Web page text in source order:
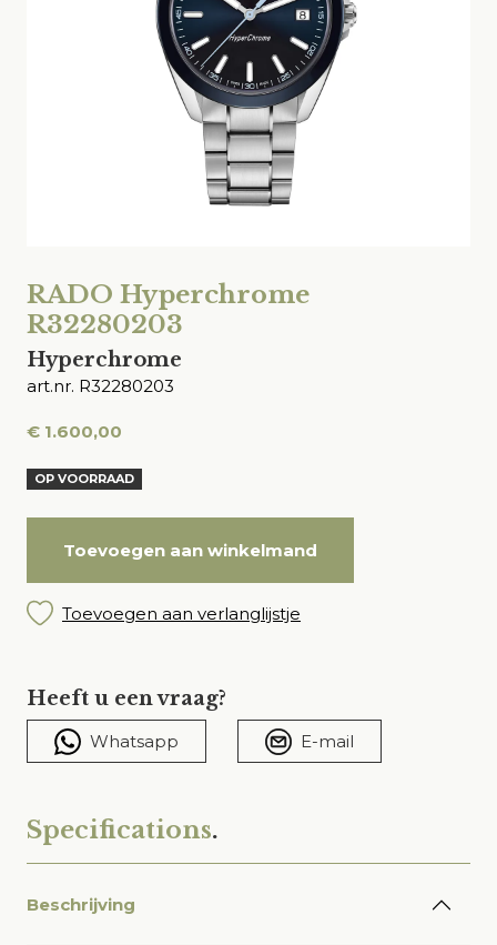
RADO Hyperchrome
R32280203
Hyperchrome
art.nr. R32280203
€ 1.600,00
OP VOORRAAD
Toevoegen aan winkelmand
Toevoegen aan verlanglijstje
Heeft u een vraag?
Whatsapp E-mail
Specifications.
Beschrijving